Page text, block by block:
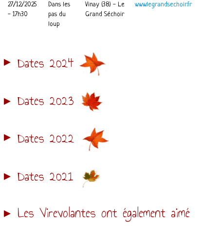
27/12/2025
- 17h30
Dans les
pas du
loup
Vinay (38) - Le
Grand Séchoir
www.legrandsechoir.fr
Dates 2024
Dates 2023
Dates 2022
Dates 2021
Les Virevolantes ont également aimé